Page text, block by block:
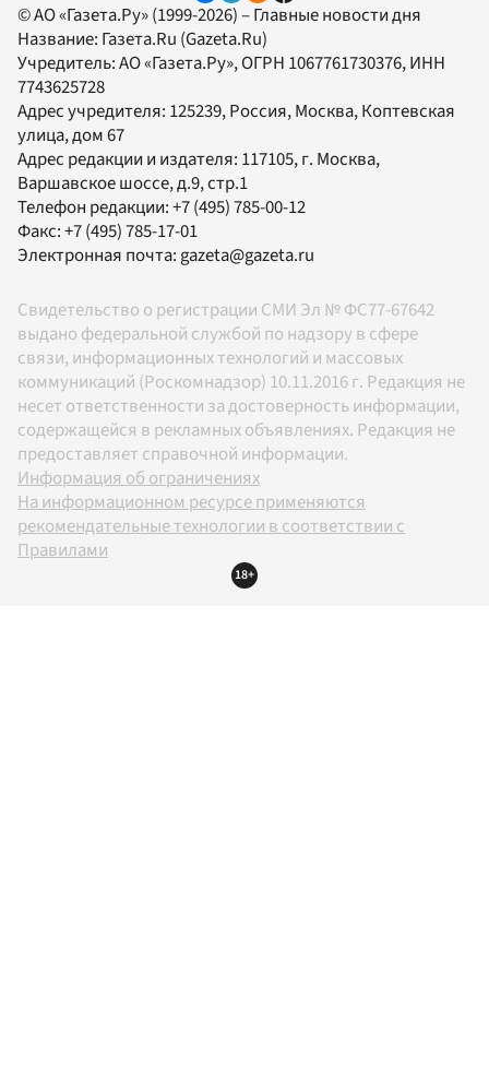
© АО «Газета.Ру» (1999-2026) – Главные новости дня
Название: Газета.Ru (Gazeta.Ru)
Учредитель:АО «Газета.Ру», ОГРН 1067761730376, ИНН
7743625728
Адрес учредителя: 125239, Россия, Москва, Коптевская
улица, дом 67
Адрес редакции и издателя: 117105, г. Москва,
Варшавское шоссе, д.9, стр.1
Телефон редакции:+7 (495) 785-00-12
Факс:+7 (495) 785-17-01
Электронная почта: gazeta@gazeta.ru
Свидетельство о регистрации СМИ Эл № ФС77-67642
выдано федеральной службой по надзору в сфере
связи, информационных технологий и массовых
коммуникаций (Роскомнадзор) 10.11.2016 г. Редакция не
несет ответственности за достоверность информации,
содержащейся в рекламных объявлениях. Редакция не
предоставляет справочной информации.
Информация об ограничениях
На информационном ресурсе применяются
рекомендательные технологии в соответствии с
Правилами
18+